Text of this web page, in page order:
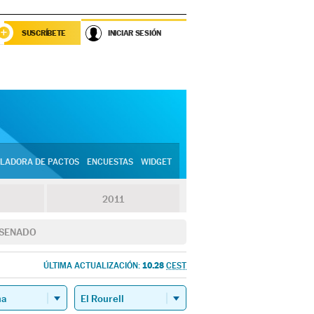
SUSCRÍBETE INICIAR SESIÓN
DE PACTOS ENCUESTAS WIDGET
2011
ÚLTIMA ACTUALIZACIÓN: 10.28 CEST